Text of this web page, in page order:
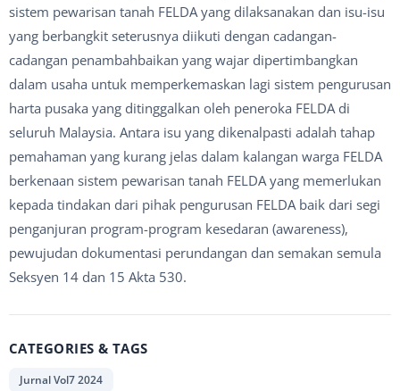
sistem pewarisan tanah FELDA yang dilaksanakan dan isu-isu
yang berbangkit seterusnya diikuti dengan cadangan-
cadangan penambahbaikan yang wajar dipertimbangkan
dalam usaha untuk memperkemaskan lagi sistem pengurusan
harta pusaka yang ditinggalkan oleh peneroka FELDA di
seluruh Malaysia. Antara isu yang dikenalpasti adalah tahap
pemahaman yang kurang jelas dalam kalangan warga FELDA
berkenaan sistem pewarisan tanah FELDA yang memerlukan
kepada tindakan dari pihak pengurusan FELDA baik dari segi
penganjuran program-program kesedaran (awareness),
pewujudan dokumentasi perundangan dan semakan semula
Seksyen 14 dan 15 Akta 530.
CATEGORIES & TAGS
Jurnal Vol7 2024